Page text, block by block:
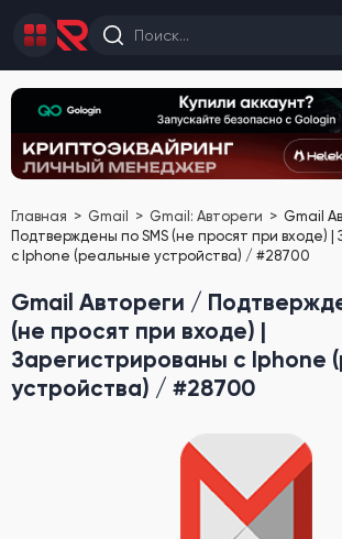
Главная Gmail Gmail: Автореги
Gmail
Подтверждены по SMS (не просят при входе) |
с Iphone (реальные устройства) / #28700
Gmail Автореги /
(не просят при входе) |
Зарегистрированы с Iphone
устройства) / #28700